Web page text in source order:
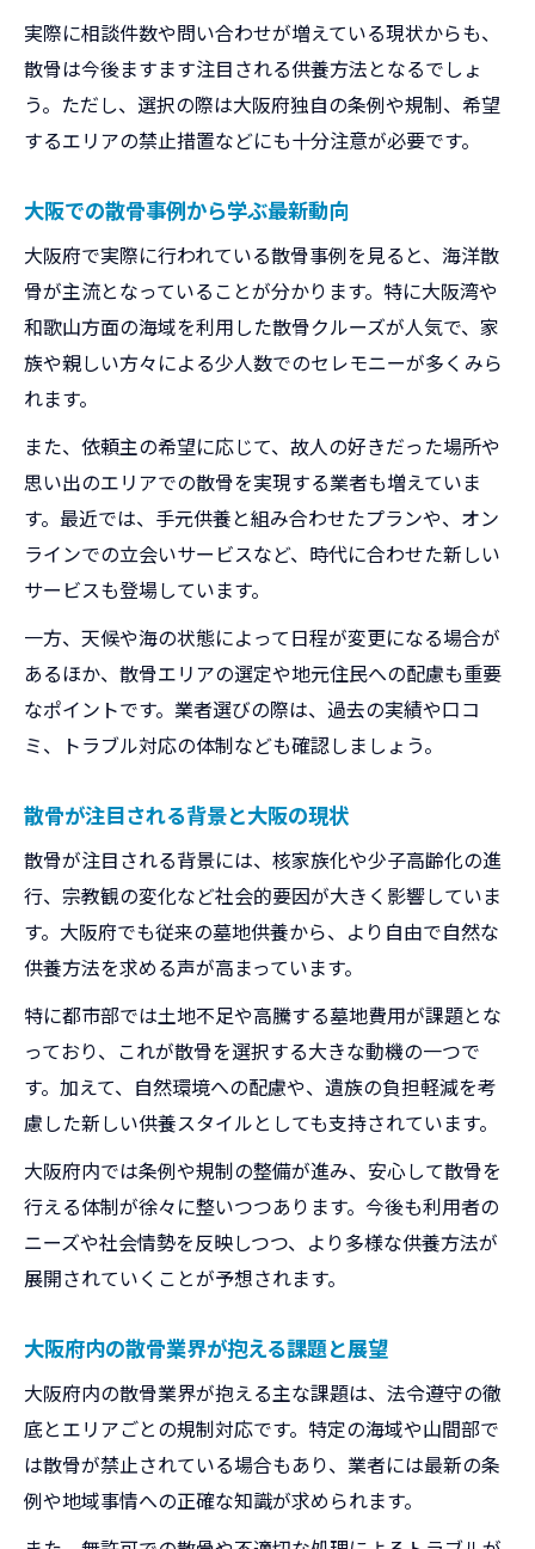
大阪府での散骨に伴うトラブル事例
近隣住民とのトラブルを防ぐ散骨対策
散骨の注意点と大阪での失敗回避法
大阪で海洋散骨する際の安全ポイント
海洋散骨のトラブル事例と予防策を紹介
大阪の海域で散骨する際の注意点とは
散骨許可や海洋散骨の手続きと対策
安全な散骨実現のための準備と確認
大阪での散骨費用相場と選び方のコツ
散骨費用の内訳と大阪での一般的な金額
大阪の散骨業者選定と費用比較のポイント
散骨代行サービス利用時の費用ガイド
費用を抑えつつ満足できる散骨方法とは
実際に相談件数や問い合わせが増えている現状からも、
散骨は今後ますます注目される供養方法となるでしょ
う。ただし、選択の際は大阪府独自の条例や規制、希望
するエリアの禁止措置などにも十分注意が必要です。
大阪での散骨事例から学ぶ最新動向
大阪府で実際に行われている散骨事例を見ると、海洋散
骨が主流となっていることが分かります。特に大阪湾や
和歌山方面の海域を利用した散骨クルーズが人気で、家
族や親しい方々による少人数でのセレモニーが多くみら
れます。
また、依頼主の希望に応じて、故人の好きだった場所や
思い出のエリアでの散骨を実現する業者も増えていま
す。最近では、手元供養と組み合わせたプランや、オン
ラインでの立会いサービスなど、時代に合わせた新しい
サービスも登場しています。
一方、天候や海の状態によって日程が変更になる場合が
あるほか、散骨エリアの選定や地元住民への配慮も重要
なポイントです。業者選びの際は、過去の実績や口コ
ミ、トラブル対応の体制なども確認しましょう。
散骨が注目される背景と大阪の現状
散骨が注目される背景には、核家族化や少子高齢化の進
行、宗教観の変化など社会的要因が大きく影響していま
す。大阪府でも従来の墓地供養から、より自由で自然な
供養方法を求める声が高まっています。
特に都市部では土地不足や高騰する墓地費用が課題とな
っており、これが散骨を選択する大きな動機の一つで
す。加えて、自然環境への配慮や、遺族の負担軽減を考
慮した新しい供養スタイルとしても支持されています。
大阪府内では条例や規制の整備が進み、安心して散骨を
行える体制が徐々に整いつつあります。今後も利用者の
ニーズや社会情勢を反映しつつ、より多様な供養方法が
展開されていくことが予想されます。
大阪府内の散骨業界が抱える課題と展望
大阪府内の散骨業界が抱える主な課題は、法令遵守の徹
底とエリアごとの規制対応です。特定の海域や山間部で
は散骨が禁止されている場合もあり、業者には最新の条
例や地域事情への正確な知識が求められます。